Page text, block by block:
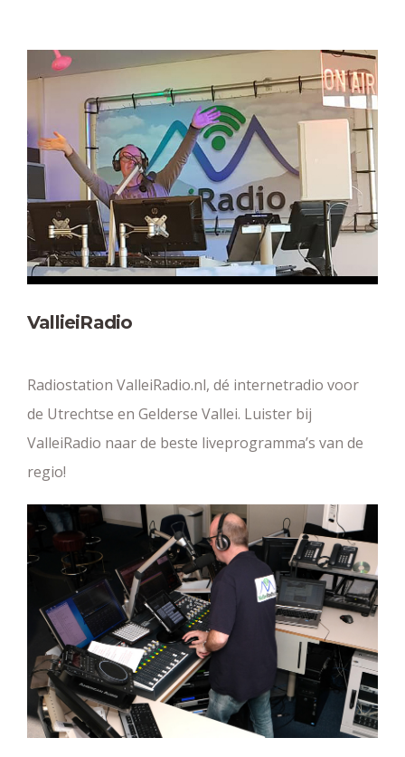
VallieiRadio
Radiostation ValleiRadio.nl, dé internetradio voor
de Utrechtse en Gelderse Vallei. Luister bij
ValleiRadio naar de beste liveprogramma’s van de
regio!